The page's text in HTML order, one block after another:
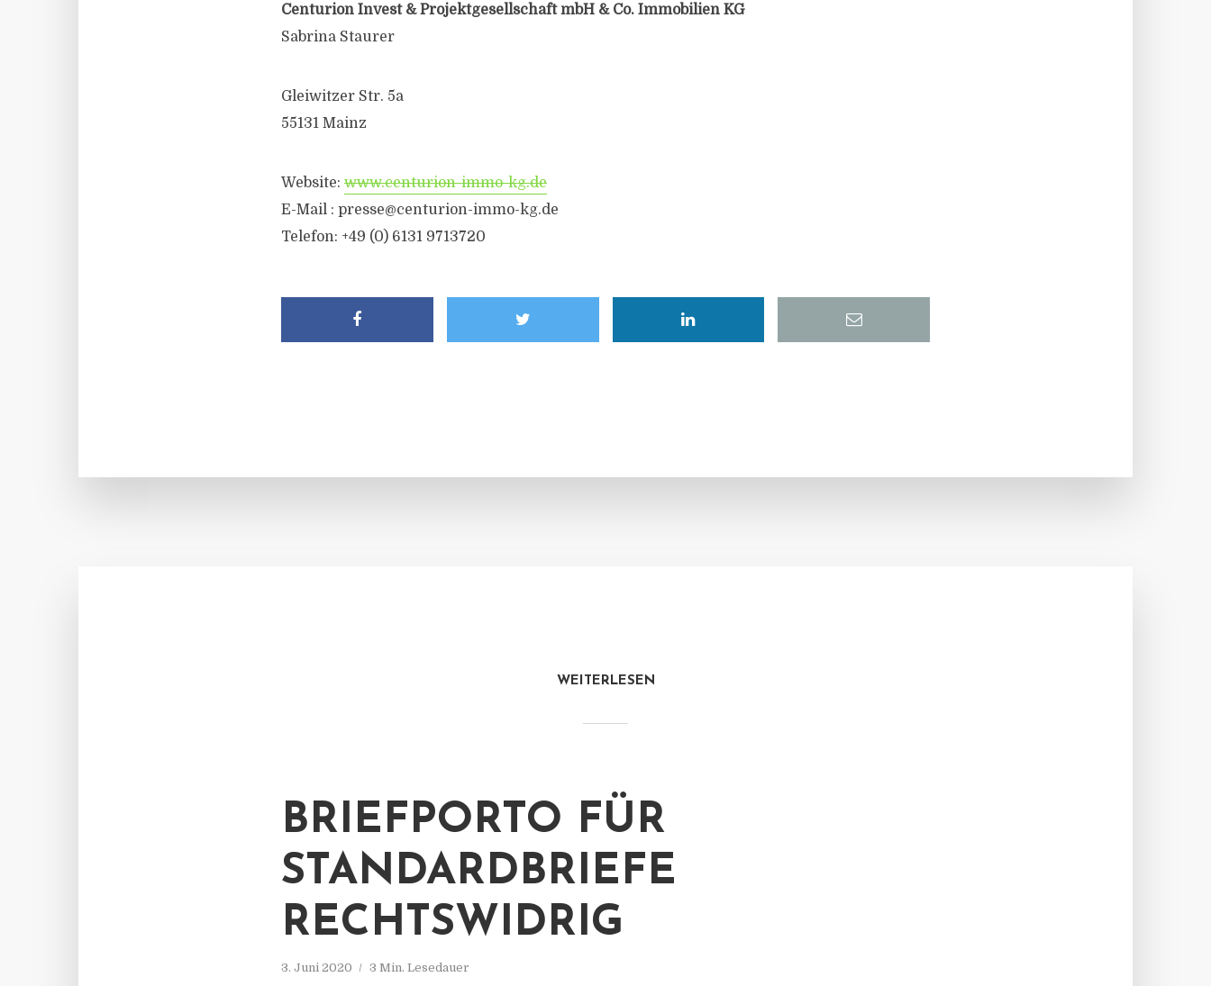
Centurion Invest & Projektgesellschaft mbH & Co. Immobilien KG
Sabrina Staurer
Gleiwitzer Str. 5a
55131 Mainz
Website: www.centurion-immo-kg.de
E-Mail : presse@centurion-immo-kg.de
Telefon: +49 (0) 6131 9713720
WEITERLESEN
BRIEFPORTO FÜR
STANDARDBRIEFE
RECHTSWIDRIG
3. Juni 2020 3 Min. Lesedauer